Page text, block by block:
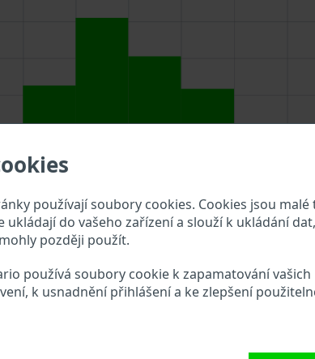
používají soubory cookies. Cookies jsou malé
ukládají do vašeho zařízení a slouží k ukládání
později použít.
používá soubory cookie k zapamatování vašich
k usnadnění přihlášení a ke zlepšení
pole výše a překontrolujte, jaké údaje